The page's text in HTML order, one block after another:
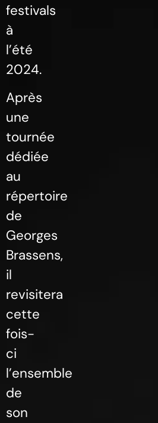
festivals
à
l’été
2024.
Après
une
tournée
dédiée
au
répertoire
de
Georges
Brassens,
il
revisitera
cette
fois-
ci
l’ensemble
de
son